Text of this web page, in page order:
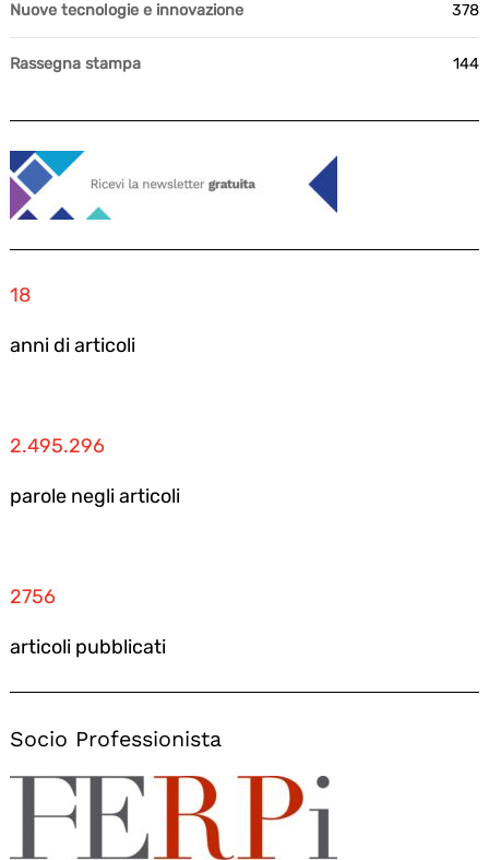
Nuove tecnologie e innovazione 378
Rassegna stampa 144
18
anni di articoli
2.495.296
parole negli articoli
2756
articoli pubblicati
Socio Professionista